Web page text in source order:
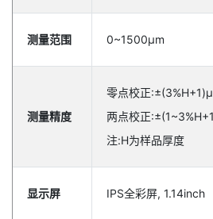
测量范围 0~1500μm
测量精度
零点校正
两点校正
注:H为样品厚度
显示屏 IPS全彩屏, 1.14inch